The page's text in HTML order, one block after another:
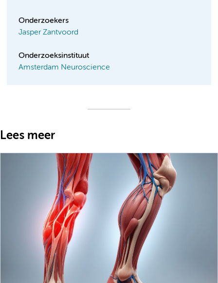
Onderzoekers
Jasper Zantvoord
Onderzoeksinstituut
Amsterdam Neuroscience
Lees meer